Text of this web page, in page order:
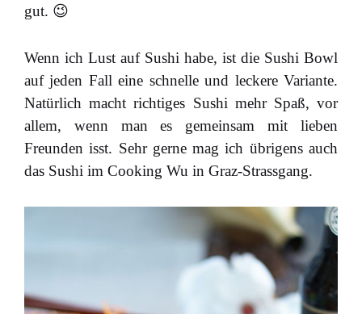
gut. 😉
Wenn ich Lust auf Sushi habe, ist die Sushi Bowl
auf jeden Fall eine schnelle und leckere Variante.
Natürlich macht richtiges Sushi mehr Spaß, vor
allem, wenn man es gemeinsam mit lieben
Freunden isst. Sehr gerne mag ich übrigens auch
das Sushi im Cooking Wu in Graz-Strassgang.